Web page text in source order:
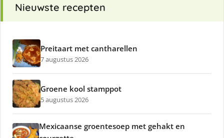
Nieuwste recepten
Preitaart met cantharellen
7 augustus 2026
Groene kool stamppot
5 augustus 2026
Mexicaanse groentesoep met gehakt en